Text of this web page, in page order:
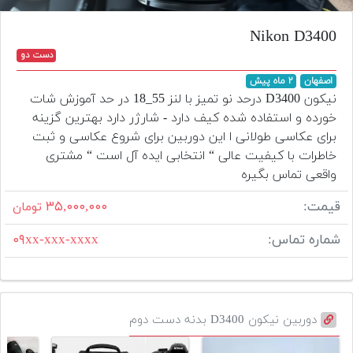
تجهیزات
مکث
افزودن
محصول
دست
دوم
لیست
قیمت
دوربین
بله
Nikon D3400
دست دو
اصفهان ۲ ماه پیش
نیکون D3400 درحد نو تمیز با لنز 55_18 در حد آموزش شات
خورده و‌ استفاده شده کیف دارد - شارژر دارد بهترین گزینه
برای عکاسی طولانی ا این‌ دوربین برای شروع عکاسی و ثبت
خاطرات با کیفیت عالی “ انتخابی ایده آل است “ مشتری
واقعی تماس بگیره
قیمت: ۳۵,۰۰۰,۰۰۰ تومان
شماره تماس: ۰۹xx-xxx-xxxx
دوربین نیکون D3400 بدنه دست دوم